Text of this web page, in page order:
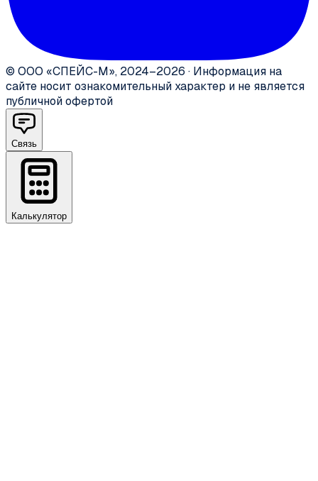
© ООО «СПЕЙС-М», 2024–2026 · Информация на
сайте носит ознакомительный характер и не является
публичной офертой
Связь
Калькулятор